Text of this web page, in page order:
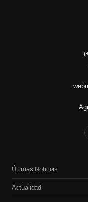
Últimas Noticias
Actualidad